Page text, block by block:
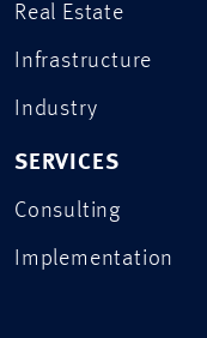
Real Estate
Infrastructure
Industry
SERVICES
Consulting
Implementation